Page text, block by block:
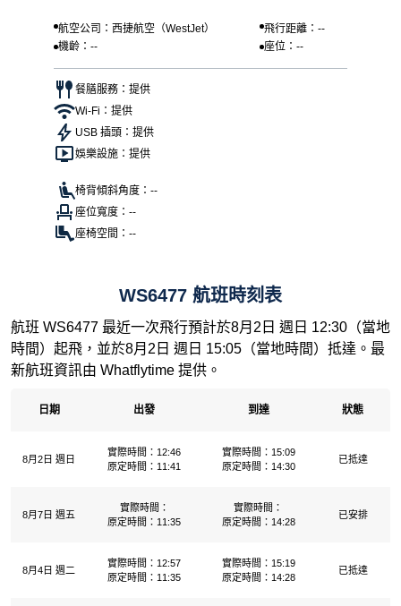
航空公司：西捷航空（WestJet）
飛行距離：--
機齡：--
座位：--
餐膳服務：提供
Wi-Fi：提供
USB 插頭：提供
娛樂設施：提供
椅背傾斜角度：--
座位寬度：--
座椅空間：--
WS6477 航班時刻表
航班 WS6477 最近一次飛行預計於8月2日 週日 12:30（當地
時間）起飛，並於8月2日 週日 15:05（當地時間）抵達。最
新航班資訊由 Whatflytime 提供。
日期 出發 到達 狀態
8月2日 週日
實際時間：12:46
原定時間：11:41
實際時間：15:09
原定時間：14:30
已抵達
8月7日 週五
實際時間：
原定時間：11:35
實際時間：
原定時間：14:28
已安排
8月4日 週二
實際時間：12:57
原定時間：11:35
實際時間：15:19
原定時間：14:28
已抵達